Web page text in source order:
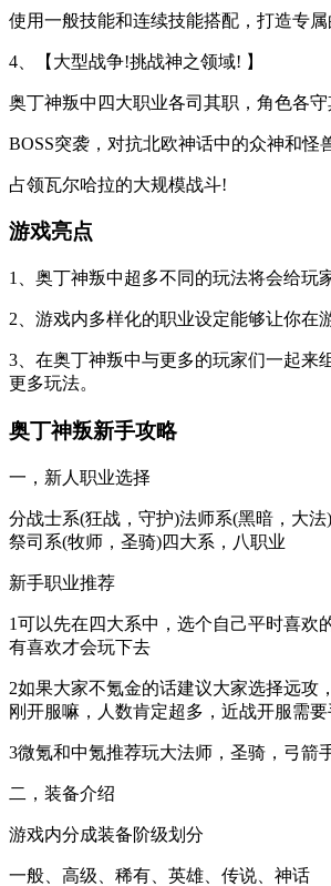
使用一般技能和连续技能搭配，打造专
4、【大型战争!挑战神之领域! 】
奥丁神叛中四大职业各司其职，角色各守
BOSS突袭，对抗北欧神话中的众神和怪
占领瓦尔哈拉的大规模战斗!
游戏亮点
1、奥丁神叛中超多不同的玩法将会给玩
2、游戏内多样化的职业设定能够让你在
3、在奥丁神叛中与更多的玩家们一起来
更多玩法。
奥丁神叛新手攻略
一，新人职业选择
分战士系(狂战，守护)法师系(黑暗，大
祭司系(牧师，圣骑)四大系，八职业
新手职业推荐
1可以先在四大系中，选个自己平时喜欢
有喜欢才会玩下去
2如果大家不氪金的话建议大家选择远攻
刚开服嘛，人数肯定超多，近战开服需
3微氪和中氪推荐玩大法师，圣骑，弓箭
二，装备介绍
游戏内分成装备阶级划分
一般、高级、稀有、英雄、传说、神话